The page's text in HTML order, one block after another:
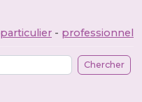
particulier - professionnel
Chercher